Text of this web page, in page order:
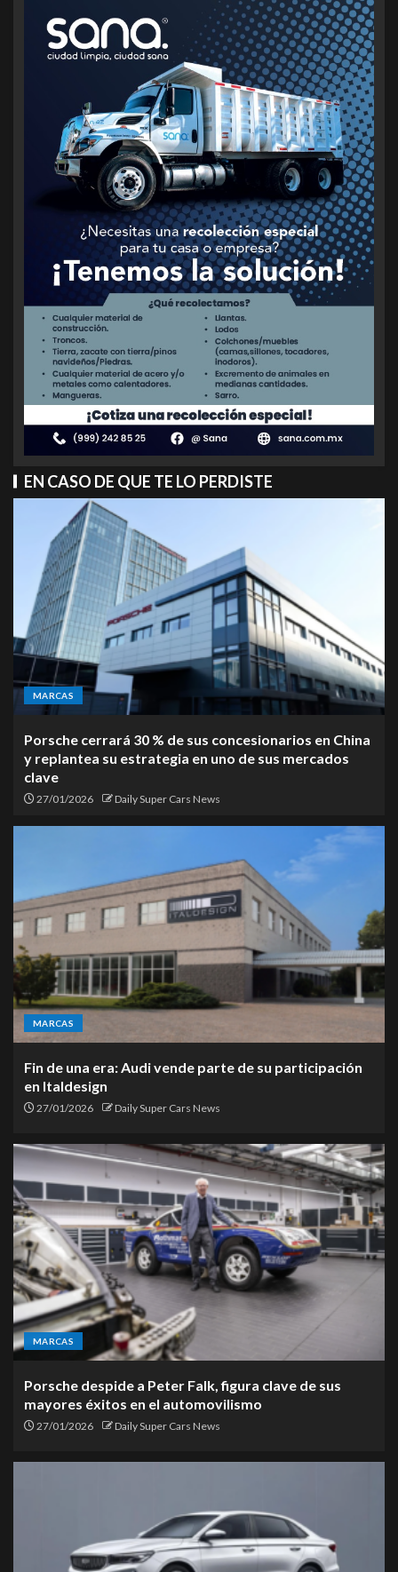
EN CASO DE QUE TE LO PERDISTE
MARCAS
Porsche cerrará 30 % de sus concesionarios en China
y replantea su estrategia en uno de sus mercados
clave
27/01/2026 Daily Super Cars News
MARCAS
Fin de una era: Audi vende parte de su participación
en Italdesign
27/01/2026 Daily Super Cars News
MARCAS
Porsche despide a Peter Falk, figura clave de sus
mayores éxitos en el automovilismo
27/01/2026 Daily Super Cars News